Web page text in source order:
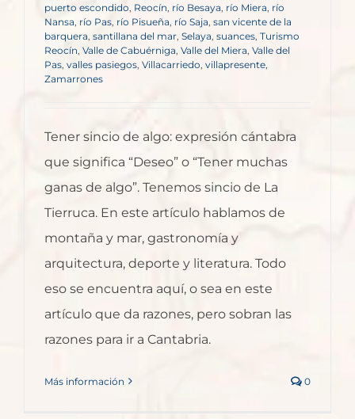
puerto escondido Reocín, río Besaya, río Miera río
Nansa río Pas río Pisueña río Saja san vicente de la
barquera, santillana del mar Selaya suances Turismo
Reocín Valle de Cabuérniga Valle del Miera Valle del
Pas valles pasiegos Villacarriedo villapresente
Zamarrones
Tener sincio de algo: expresión cántabra
que significa “Deseo” o “Tener muchas
ganas de algo”. Tenemos sincio de La
Tierruca. En este artículo hablamos de
montaña y mar, gastronomía y
arquitectura, deporte y literatura. Todo
eso se encuentra aquí, o sea en este
artículo que da razones, pero sobran las
razones para ir a Cantabria.
Más información 0